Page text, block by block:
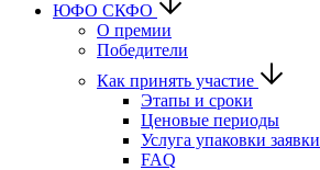
ЮФО СКФО
О премии
Победители
Как принять участие
Этапы и сроки
Ценовые периоды
Услуга упаковки заявки
FAQ